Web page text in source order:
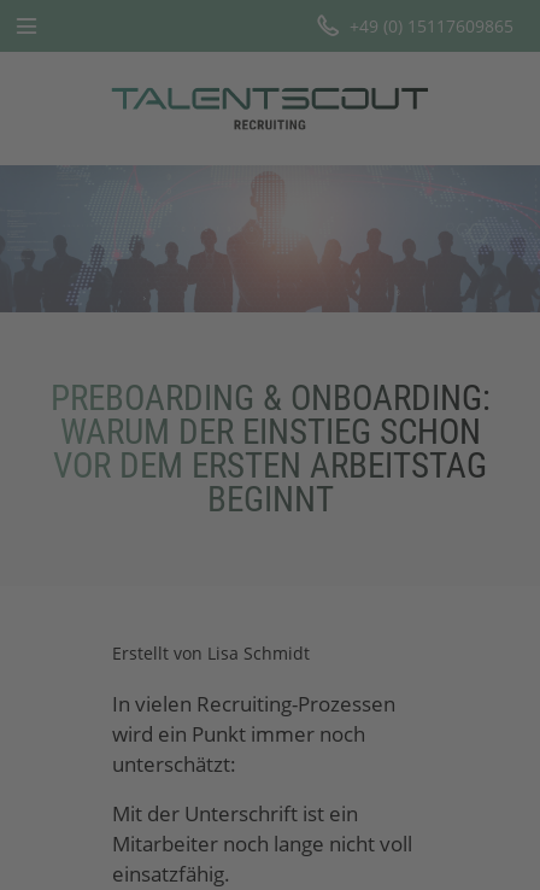
Blog
+49 (0) 15117609865
PREBOARDING & ONBOARDING:
WARUM DER EINSTIEG SCHON
VOR DEM ERSTEN ARBEITSTAG
BEGINNT
Erstellt von Lisa Schmidt
In vielen Recruiting-Prozessen
wird ein Punkt immer noch
unterschätzt:
Mit der Unterschrift ist ein
Mitarbeiter noch lange nicht voll
einsatzfähig.